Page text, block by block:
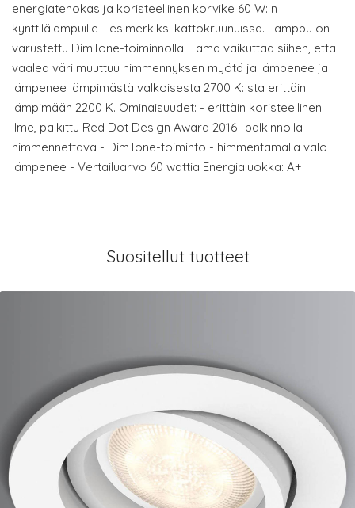
energiatehokas ja koristeellinen korvike 60 W: n
kynttilälampuille - esimerkiksi kattokruunuissa. Lamppu on
varustettu DimTone-toiminnolla. Tämä vaikuttaa siihen, että
vaalea väri muuttuu himmennyksen myötä ja lämpenee ja
lämpenee lämpimästä valkoisesta 2700 K: sta erittäin
lämpimään 2200 K. Ominaisuudet: - erittäin koristeellinen
ilme, palkittu Red Dot Design Award 2016 -palkinnolla -
himmennettävä - DimTone-toiminto - himmentämällä valo
lämpenee - Vertailuarvo 60 wattia Energialuokka: A+
Suositellut tuotteet